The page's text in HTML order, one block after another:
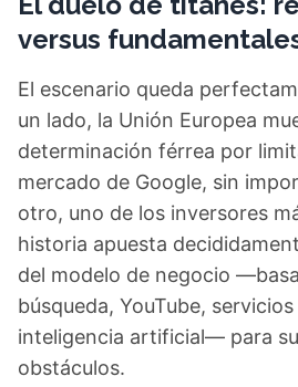
versus
El escenario queda
un lado, la Unión Europea
determinación férrea por
mercado de Google, sin
otro, uno de los inversores
historia apuesta
del modelo de negocio
búsqueda, YouTube,
inteligencia artificial— para
obstáculos.